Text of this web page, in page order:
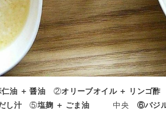
仁油 ＋ 醤油 ②オリーブオイル ＋ リンゴ酢
し汁⑤塩麹 ＋ ごま油 中央 ⑥バジ